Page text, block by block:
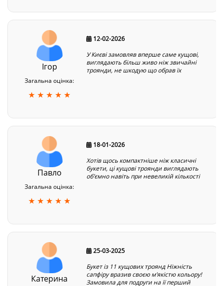
Ігор
Загальна оцінка:
★ ★ ★ ★ ★
12-02-2026
У Києві замовляв вперше саме кущові,
виглядають більш живо ніж звичайні
троянди, не шкодую що обрав їх
Павло
Загальна оцінка:
★ ★ ★ ★ ★
18-01-2026
Хотів щось компактніше ніж класичні
букети, ці кущові троянди виглядають
обʼємно навіть при невеликій кількості
Катерина
25-03-2025
Букет із 11 кущових троянд Ніжність
сапфіру вразив своєю м’якістю кольору!
Замовила для подруги на її перший